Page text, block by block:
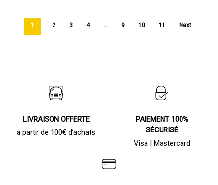
1 2 3 4 … 9 10 11 Next
LIVRAISON OFFERTE
à partir de 100€ d’achats
PAIEMENT 100%
SÉCURISÉ
Visa | Mastercard